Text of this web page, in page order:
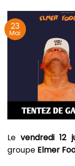
23
Mai
Levendredi 12
groupe Elmer